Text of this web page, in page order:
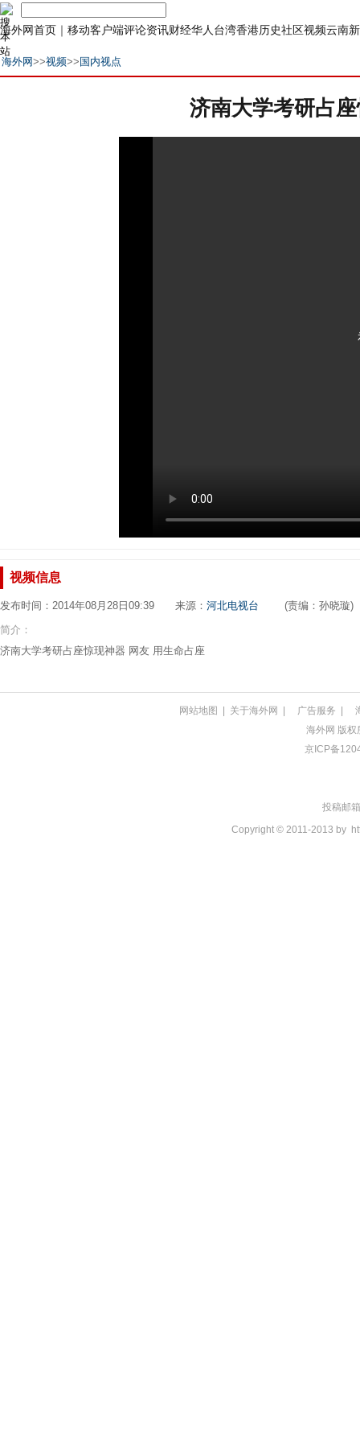
海外网首页 ｜ 移动客户端评论资讯财经华人 台湾香港历史社区视频云南
海外网>>视频>> 国内视点
济南大学考研占
视频信息
发布时间：2014年08月28日09:39 来源： 河北电视台 (责编：孙晓璇)
简介：
济南大学考研占座惊现神器 网友 用生命占座
网站地图 | 关于海外网 | 广告服务 |
海外网 版权
京ICP备
投稿邮
Copyright © 2011-2013 by